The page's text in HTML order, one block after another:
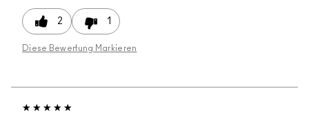
2 1
Diese Bewertung Markieren